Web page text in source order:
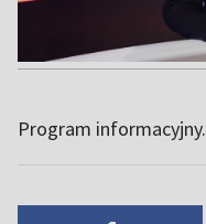
Program informacyjny.